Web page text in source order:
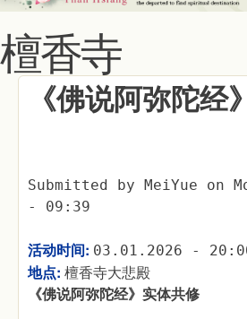
檀香寺
《佛说阿弥陀经
Submitted by MeiYue on
- 09:39
活动时间: 03.01.2026 -
地点: 檀香寺大悲殿
《佛说阿弥陀经》实体共修